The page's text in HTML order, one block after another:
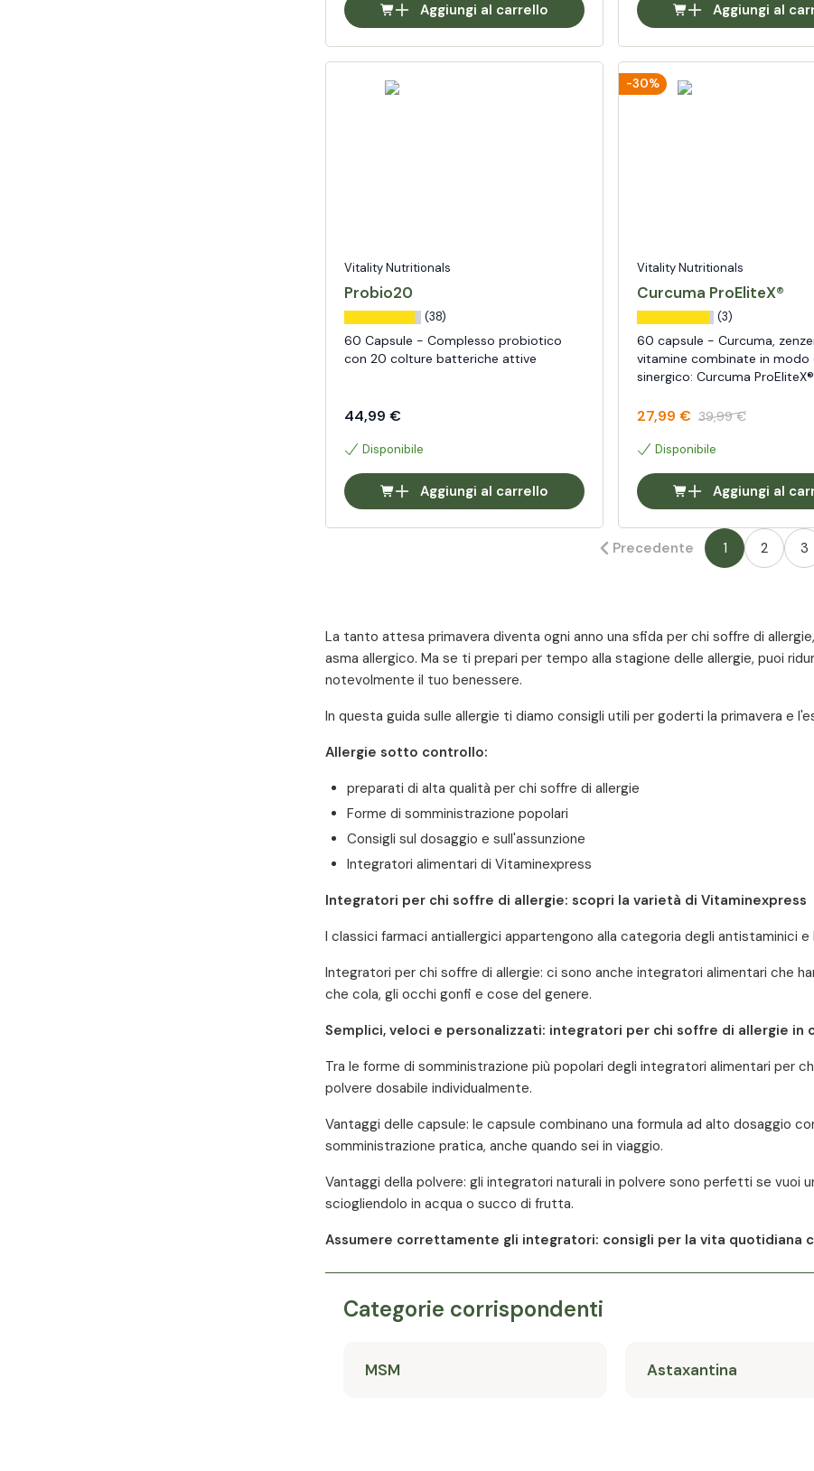
Aggiungi al carrello Aggiungi al
Vitality Nutritionals
Probio20
(38)
60 Capsule - Complesso probiotico
con 20 colture batteriche attive
44,99 €
Disponibile
Aggiungi al carrello
-30%
Vitality Nutritionals
Curcuma ProEliteX®
(3)
60 capsule - Curcuma,
vitamine combinate in modo
sinergico: Curcuma ProEliteX®
27,99 € 39,99 €
Disponibile
Aggiungi al
Precedente 1 2 3
La tanto attesa primavera diventa ogni anno una sfida per chi soffre di
asma allergico. Ma se ti prepari per tempo alla stagione delle allergie, puoi
notevolmente il tuo benessere.
In questa guida sulle allergie ti diamo consigli utili per goderti la primavera e
Allergie sotto controllo:
preparati di alta qualità per chi soffre di allergie
Forme di somministrazione popolari
Consigli sul dosaggio e sull'assunzione
Integratori alimentari di Vitaminexpress
Integratori per chi soffre di allergie: scopri la varietà di Vitaminexpress
I classici farmaci antiallergici appartengono alla categoria degli antistaminici
Integratori per chi soffre di allergie: ci sono anche integratori alimentari che
che cola, gli occhi gonfi e cose del genere.
Semplici, veloci e personalizzati: integratori per chi soffre di allergie in
Tra le forme di somministrazione più popolari degli integratori alimentari per
polvere dosabile individualmente.
Vantaggi delle capsule: le capsule combinano una formula ad alto dosaggio
somministrazione pratica, anche quando sei in viaggio.
Vantaggi della polvere: gli integratori naturali in polvere sono perfetti se vuoi
sciogliendolo in acqua o succo di frutta.
Assumere correttamente gli integratori: consigli per la vita quotidiana
Categorie corrispondenti
MSM Astaxantina